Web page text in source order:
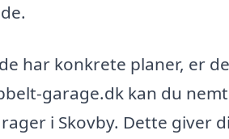
har konkrete planer, er
garage.dk kan du
i Skovby. Dette giver